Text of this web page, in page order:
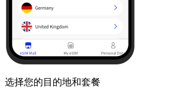
选择您的目的地和套餐